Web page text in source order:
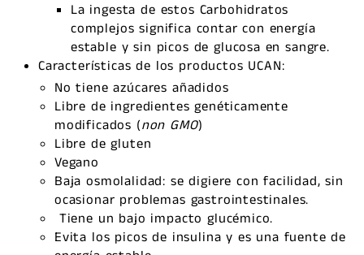
La ingesta de estos Carbohidratos
complejos significa contar con energía
estable y sin picos de glucosa en sangre.
Características de los productos UCAN:
No tiene azúcares añadidos
Libre de ingredientes genéticamente
modificados (non GMO)
Libre de gluten
Vegano
Baja osmolalidad: se digiere con facilidad, sin
ocasionar problemas gastrointestinales.
Tiene un bajo impacto glucémico.
Evita los picos de insulina y es una fuente de